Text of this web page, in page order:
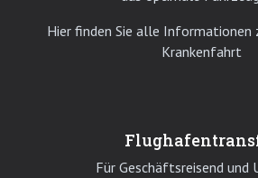
Hier finden Sie alle Informationen
Krankenfahrt
Für Geschäftsreisend und